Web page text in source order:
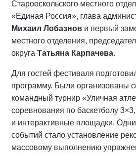
Старооскольского местного
«Единая Россия», глава
Михаил Лобазнов и первый
местного отделения,
округа Татьяна Карпачева.
Для гостей фестиваля
программу. Были организованы
командный турнир «Уличная
соревнования по баскетболу
и интерактивные площадки.
событий стало установление
массовому выполнению